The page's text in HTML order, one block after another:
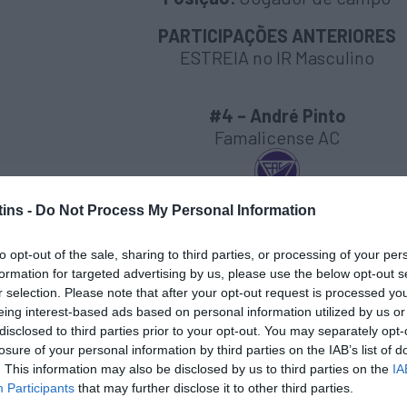
- Do Not Process My Personal Information
opt-out of the sale, sharing to third parties, or processing of your
for targeted advertising by us, please use the below opt-out
selection. Please note that after your opt-out request is processed
interest-based ads based on personal information utilized by us
to third parties prior to your opt-out. You may separately
of your personal information by third parties on the IAB’s list of
This information may also be disclosed by us to third parties on the
Participants that may further disclose it to other third parties.
PARTICIPAÇÕES ANTERIORES
ESTREIA no IR Masculino
#4 – André Pinto
Famalicense AC
04/10/2010 – 14 anos
Posição:Jogador de campo
PARTICIPAÇÕES ANTERIORES:
ESTREIA no IR Masculino
#6 – Nuno Borges